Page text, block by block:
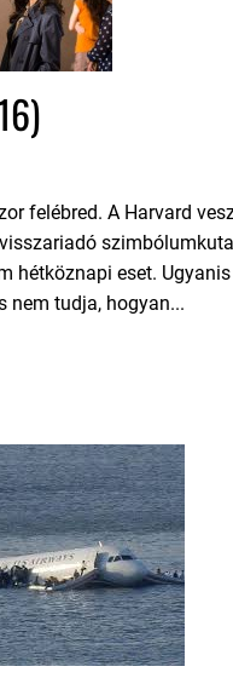
felébred. A Harvard
hétköznapi eset.
nem tudja, hogyan...